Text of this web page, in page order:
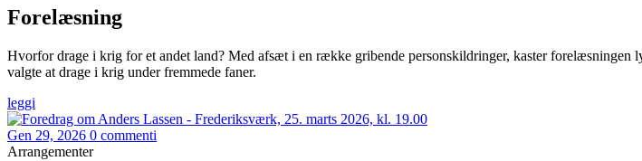
Forelæsning
Hvorfor drage i krig for et andet land? Med afsæt i en række gribende personskildringer, kaster forelæsningen
valgte at drage i krig under fremmede faner.
leggi
Gen 29, 2026 0 commenti
Arrangementer